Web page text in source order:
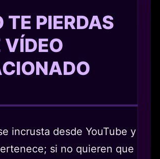
TE PIERDAS
VÍDEO
incrusta desde YouTube y
si no quieren que